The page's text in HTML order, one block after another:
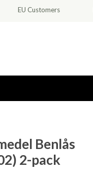
EU Customers
Benlås
2-pack